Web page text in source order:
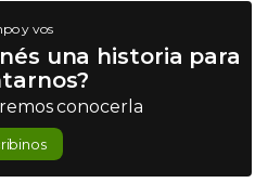
y vos
una historia para
conocerla